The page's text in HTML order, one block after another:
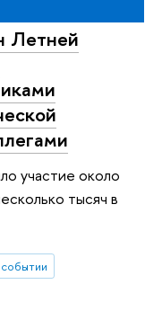
Летней
участие около
тысяч в